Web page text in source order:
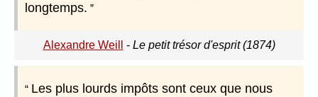
longtemps.
Alexandre Weill - Le petit trésor d'esprit (1874)
Les plus lourds impôts sont ceux que nous